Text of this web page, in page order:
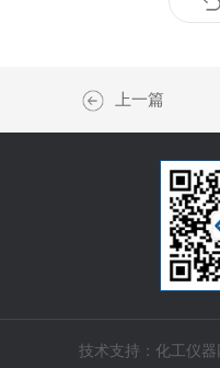
上一篇
技术支持： 化工仪器